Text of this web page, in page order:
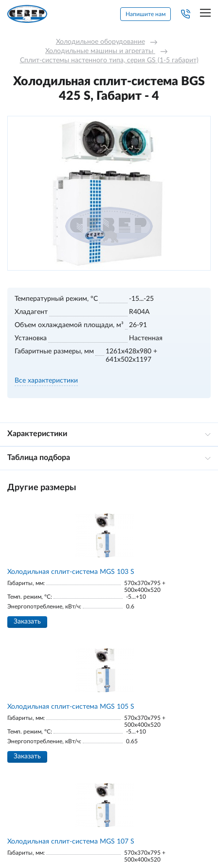
Напишите нам
Холодильное оборудование →
Холодильные машины и агрегаты →
Сплит-системы настенного типа, серия GS (1-5 габарит)
Холодильная сплит-система BGS
425 S, Габарит - 4
Температурный режим, °С
-15...-25
Хладагент
R404A
Объем охлаждаемой площади, м³
26-91
Установка
Настенная
Габаритные размеры, мм
1261x428x980 +
641x502x1197
Все характеристики
Характеристики
Таблица подбора
Другие размеры
Холодильная сплит-система MGS 103 S
Габариты, мм:
570x370x795 +
500x400x520
Темп. режим, °С:
-5...+10
Энергопотребление, кВт/ч:
0.6
Заказать
Холодильная сплит-система MGS 105 S
Габариты, мм:
570x370x795 +
500x400x520
Темп. режим, °С:
-5...+10
Энергопотребление, кВт/ч:
0.65
Заказать
Холодильная сплит-система MGS 107 S
Габариты, мм:
570x370x795 +
500x400x520